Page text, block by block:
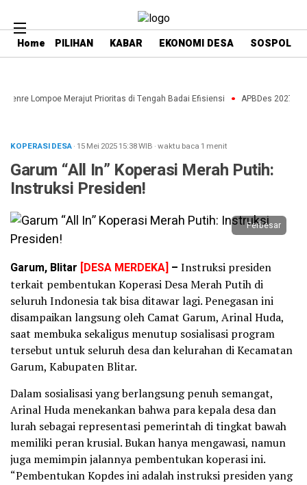
Home PILIHAN KABAR EKONOMI DESA SOSPOL
Lompoe Merajut Prioritas di Tengah Badai Efisiensi APBDes 2027:
KOPERASI DESA· 15 Mei 202515:38WIB ·waktu baca 1 menit
Garum “All In” Koperasi Merah Putih:
Instruksi Presiden!
Perbesar
Garum, Blitar [DESA MERDEKA] – Instruksi presiden
terkait pembentukan Koperasi Desa Merah Putih di
seluruh Indonesia tak bisa ditawar lagi. Penegasan ini
disampaikan langsung oleh Camat Garum, Arinal Huda,
saat membuka sekaligus menutup sosialisasi program
tersebut untuk seluruh desa dan kelurahan di Kecamatan
Garum, Kabupaten Blitar.
Dalam sosialisasi yang berlangsung penuh semangat,
Arinal Huda menekankan bahwa para kepala desa dan
lurah sebagai representasi pemerintah di tingkat bawah
memiliki peran krusial. Bukan hanya mengawasi, namun
juga memimpin jalannya pembentukan koperasi ini.
“Pembentukan Kopdes ini adalah instruksi presiden yang